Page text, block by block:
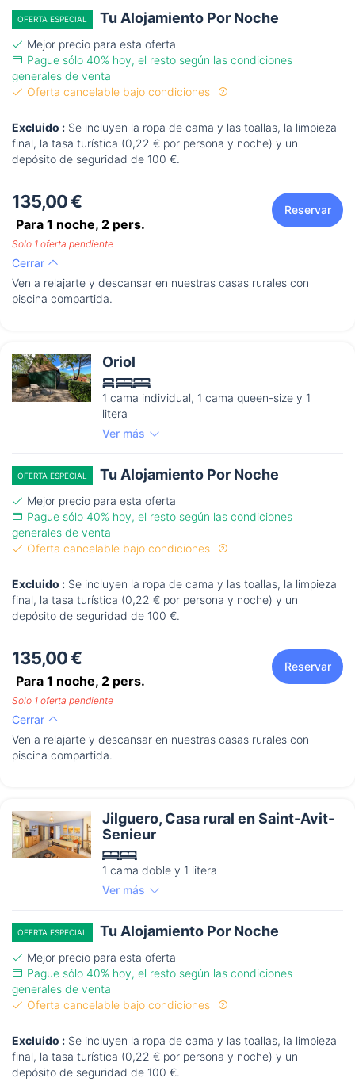
OFERTA ESPECIAL Tu Alojamiento Por Noche
Mejor precio para esta oferta
Pague sólo 40% hoy, el resto según las condiciones
generales de venta
Oferta cancelable bajo condiciones
Excluido : Se incluyen la ropa de cama y las toallas, la limpieza
final, la tasa turística (0,22 € por persona y noche) y un
depósito de seguridad de 100 €.
135,00 €
Para 1 noche, 2 pers.
Reservar
Solo 1 oferta pendiente
Cerrar
Ven a relajarte y descansar en nuestras casas rurales con
piscina compartida.
Oriol
1 cama individual, 1 cama queen-size y 1
litera
Ver más
OFERTA ESPECIAL Tu Alojamiento Por Noche
Mejor precio para esta oferta
Pague sólo 40% hoy, el resto según las condiciones
generales de venta
Oferta cancelable bajo condiciones
Excluido : Se incluyen la ropa de cama y las toallas, la limpieza
final, la tasa turística (0,22 € por persona y noche) y un
depósito de seguridad de 100 €.
135,00 €
Para 1 noche, 2 pers.
Reservar
Solo 1 oferta pendiente
Cerrar
Ven a relajarte y descansar en nuestras casas rurales con
piscina compartida.
Jilguero, Casa rural en Saint-Avit-
Senieur
1 cama doble y 1 litera
Ver más
OFERTA ESPECIAL Tu Alojamiento Por Noche
Mejor precio para esta oferta
Pague sólo 40% hoy, el resto según las condiciones
generales de venta
Oferta cancelable bajo condiciones
Excluido : Se incluyen la ropa de cama y las toallas, la limpieza
final, la tasa turística (0,22 € por persona y noche) y un
depósito de seguridad de 100 €.